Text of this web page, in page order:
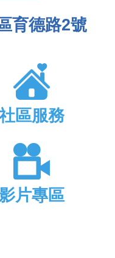
育德路2號
區服務
片專區